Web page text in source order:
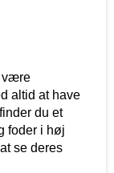
være
altid at have
du et
foder i høj
se deres